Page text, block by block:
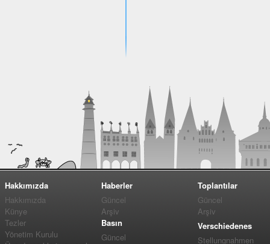
Hakkımızda
Hakkımızda
Künye
Tezler
Yönetim Kurulu
Haberler
Güncel
Arşiv
Basın
Güncel
Toplantılar
Güncel
Arşiv
Verschiedenes
Stellungnahmen